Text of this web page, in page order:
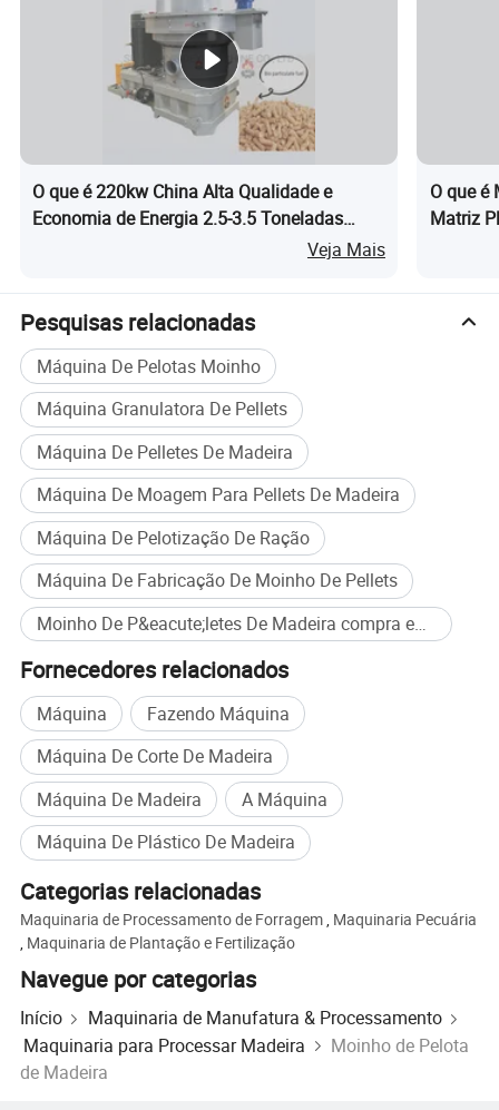
Dupla camada o anel de aço inoxidável morrer
cima e para baixo.Um anel morrer pode ser usando 2
por vire-o. Reduzir os custos operacionais.
4. Com a caixa de transmissão do sistema de lubrificação
do rolamento de roletes e o
sistema de lubrificação
automática, a máquina pode operar a continuidade. (Can
5. Como base de todo o interior da caixa de marchas e
grande tamanho do módulo de elasticidade da
engrenagem aumentada, fazer a caixa de velocidades de
trabalho forte e estável.Damos garantia de 3 anos para
este tipo de caixa de velocidades
parâmetros do produto
Os parâmetros principalmente para a madeira pelletizer:
XGJ460P 55+0.37+0.37+2.2 500-800 4700 2530x1200x1550
XGJ560 90+1.5+0.37+0.37+2.2 De 1000 a 1500 6100
2600x1300x2300
XGJ700P 160+3+0.55+0.37+3 2000-2500
XGJ850P 220+3+0.55+0.55+3(3-850) 3.000 e 3.500 9600
220+3+0.55+0.55+3(2-850) 9800
Fotografias detalhadas
O que é 220kw China Alta Qualidade e
Economia de Energia 2.5-3.5 Toneladas
Hora Preço do Moinho de Pellets de Madeira
Veja Mais
O que é
Matriz
Pesquisas relacionadas
Máquina De Pelotas Moinho
Máquina Granulatora De Pellets
Máquina De Pelletes De Madeira
Máquina De Moagem Para Pellets De Madeira
Máquina De Pelotização De Ração
Máquina De Fabricação De Moinho De Pellets
Moinho De P&eacute;letes De Madeira compra em massa
Fornecedores relacionados
Máquina
Fazendo Máquina
Máquina De Corte De Madeira
Máquina De Madeira
A Máquina
Máquina De Plástico De Madeira
Categorias relacionadas
Maquinaria de Processamento de Forragem, Maquinaria Pecuária
, Maquinaria de Plantação e Fertilização
Navegue por categorias
Início
Maquinaria de Manufatura & Processamento
Maquinaria para Processar Madeira
Moinho de Pelota
de Madeira